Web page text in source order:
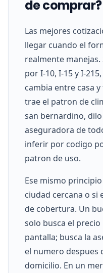
de comprar?
Las mejores
llegar cuando el
realmente
por I-10, I-15 y I-
cambia entre casa
trae el patron de
san bernardino,
aseguradora de
inferir por codigo
patron de uso.
Ese mismo
ciudad cercana o si
de cobertura. Un
solo busca el
pantalla; busca la
el numero despues
domicilio. En un